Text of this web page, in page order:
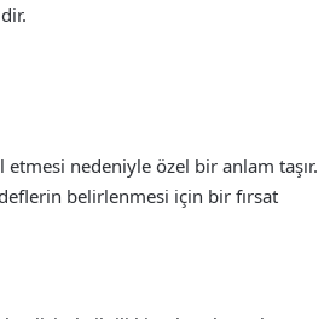
etmesi nedeniyle özel bir anlam taşır.
belirlenmesi için bir fırsat